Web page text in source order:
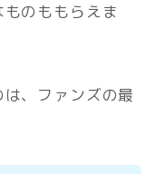
のももらえま
、ファンズの最